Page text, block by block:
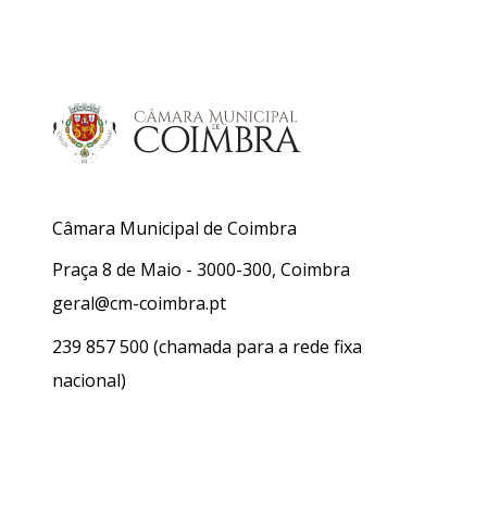
Câmara Municipal de Coimbra
Praça 8 de Maio - 3000-300, Coimbra
geral@cm-coimbra.pt
239 857 500 (chamada para a rede fixa
nacional)